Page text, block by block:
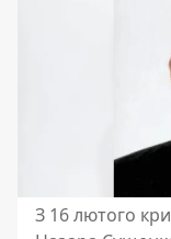
З 16 лютого